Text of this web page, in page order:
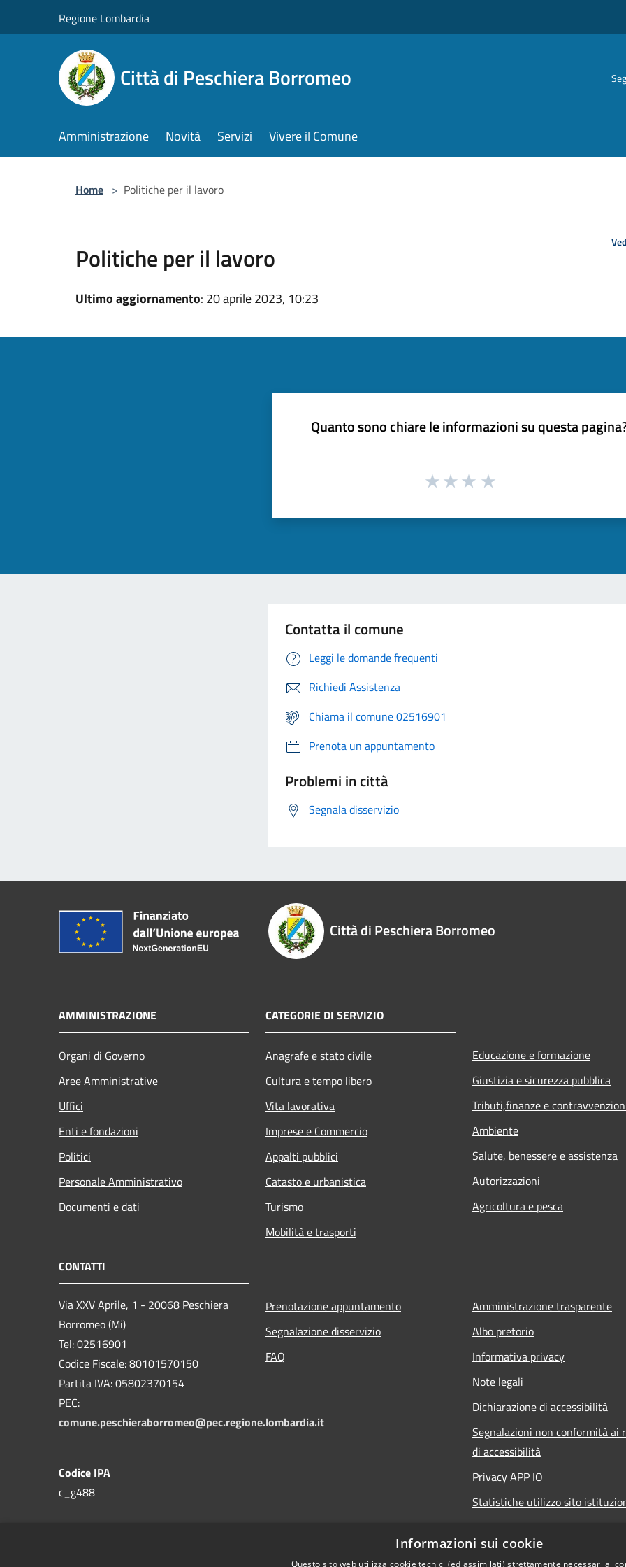
Regione Lombardia
Città di Peschiera Borromeo
Amministrazione Novità Servizi Vivere il Comune
Home > Politiche per il lavoro
Politiche per il lavoro
Ultimo aggiornamento: 20 aprile 2023, 10:23
Quanto sono chiare le informazioni su questa
Contatta il comune
Leggi le domande frequenti
Richiedi Assistenza
Chiama il comune 02516901
Prenota un appuntamento
Problemi in città
Segnala disservizio
Città di Peschiera Borromeo
AMMINISTRAZIONE
Organi di Governo
Aree Amministrative
Uffici
Enti e fondazioni
Politici
Personale Amministrativo
Documenti e dati
CATEGORIE DI SERVIZIO
Anagrafe e stato civile
Cultura e tempo libero
Vita lavorativa
Imprese e Commercio
Appalti pubblici
Catasto e urbanistica
Turismo
Mobilità e trasporti
Educazione e formazione
Giustizia e sicurezza pubblica
Tributi,finanze e
Ambiente
Salute, benessere e assistenza
Autorizzazioni
Agricoltura e pesca
CONTATTI
Via XXV Aprile, 1 - 20068 Peschiera
Borromeo (Mi)
Tel: 02516901
Codice Fiscale: 80101570150
Partita IVA: 05802370154
PEC:
comune.peschieraborromeo@pec.regione.lombardia.it
Codice IPA
c_g488
Prenotazione appuntamento
Segnalazione disservizio
FAQ
Amministrazione trasparente
Albo pretorio
Informativa privacy
Note legali
Dichiarazione di accessibilità
Segnalazioni non conformità ai
di accessibilità
Privacy APP IO
Statistiche utilizzo sito
Informazioni sui cookie
Questo sito web utilizza cookie tecnici (ed assimilati) strettamente necessari al